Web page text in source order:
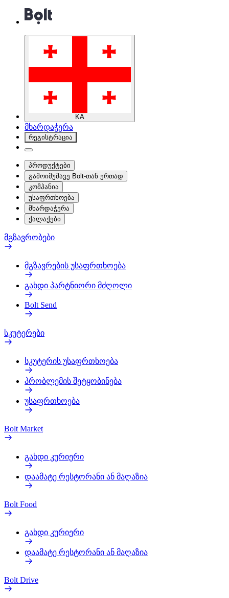
KA
მხარდაჭერა
რეგისტრაცია
პროდუქტები
გამოიმუშავე Bolt-თან ერთად
კომპანია
უსაფრთხოება
მხარდაჭერა
ქალაქები
მგზავრობები
მგზავრების უსაფრთხოება
გახდი პარტნიორი მძღოლი
Bolt Send
სკუტერები
სკუტერის უსაფრთხოება
პრობლემის შეტყობინება
უსაფრთხოება
Bolt Market
გახდი კურიერი
დაამატე რესტორანი ან მაღაზია
Bolt Food
გახდი კურიერი
დაამატე რესტორანი ან მაღაზია
Bolt Drive